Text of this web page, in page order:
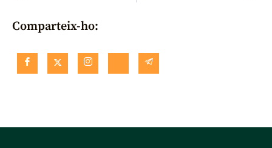
Comparteix-ho: